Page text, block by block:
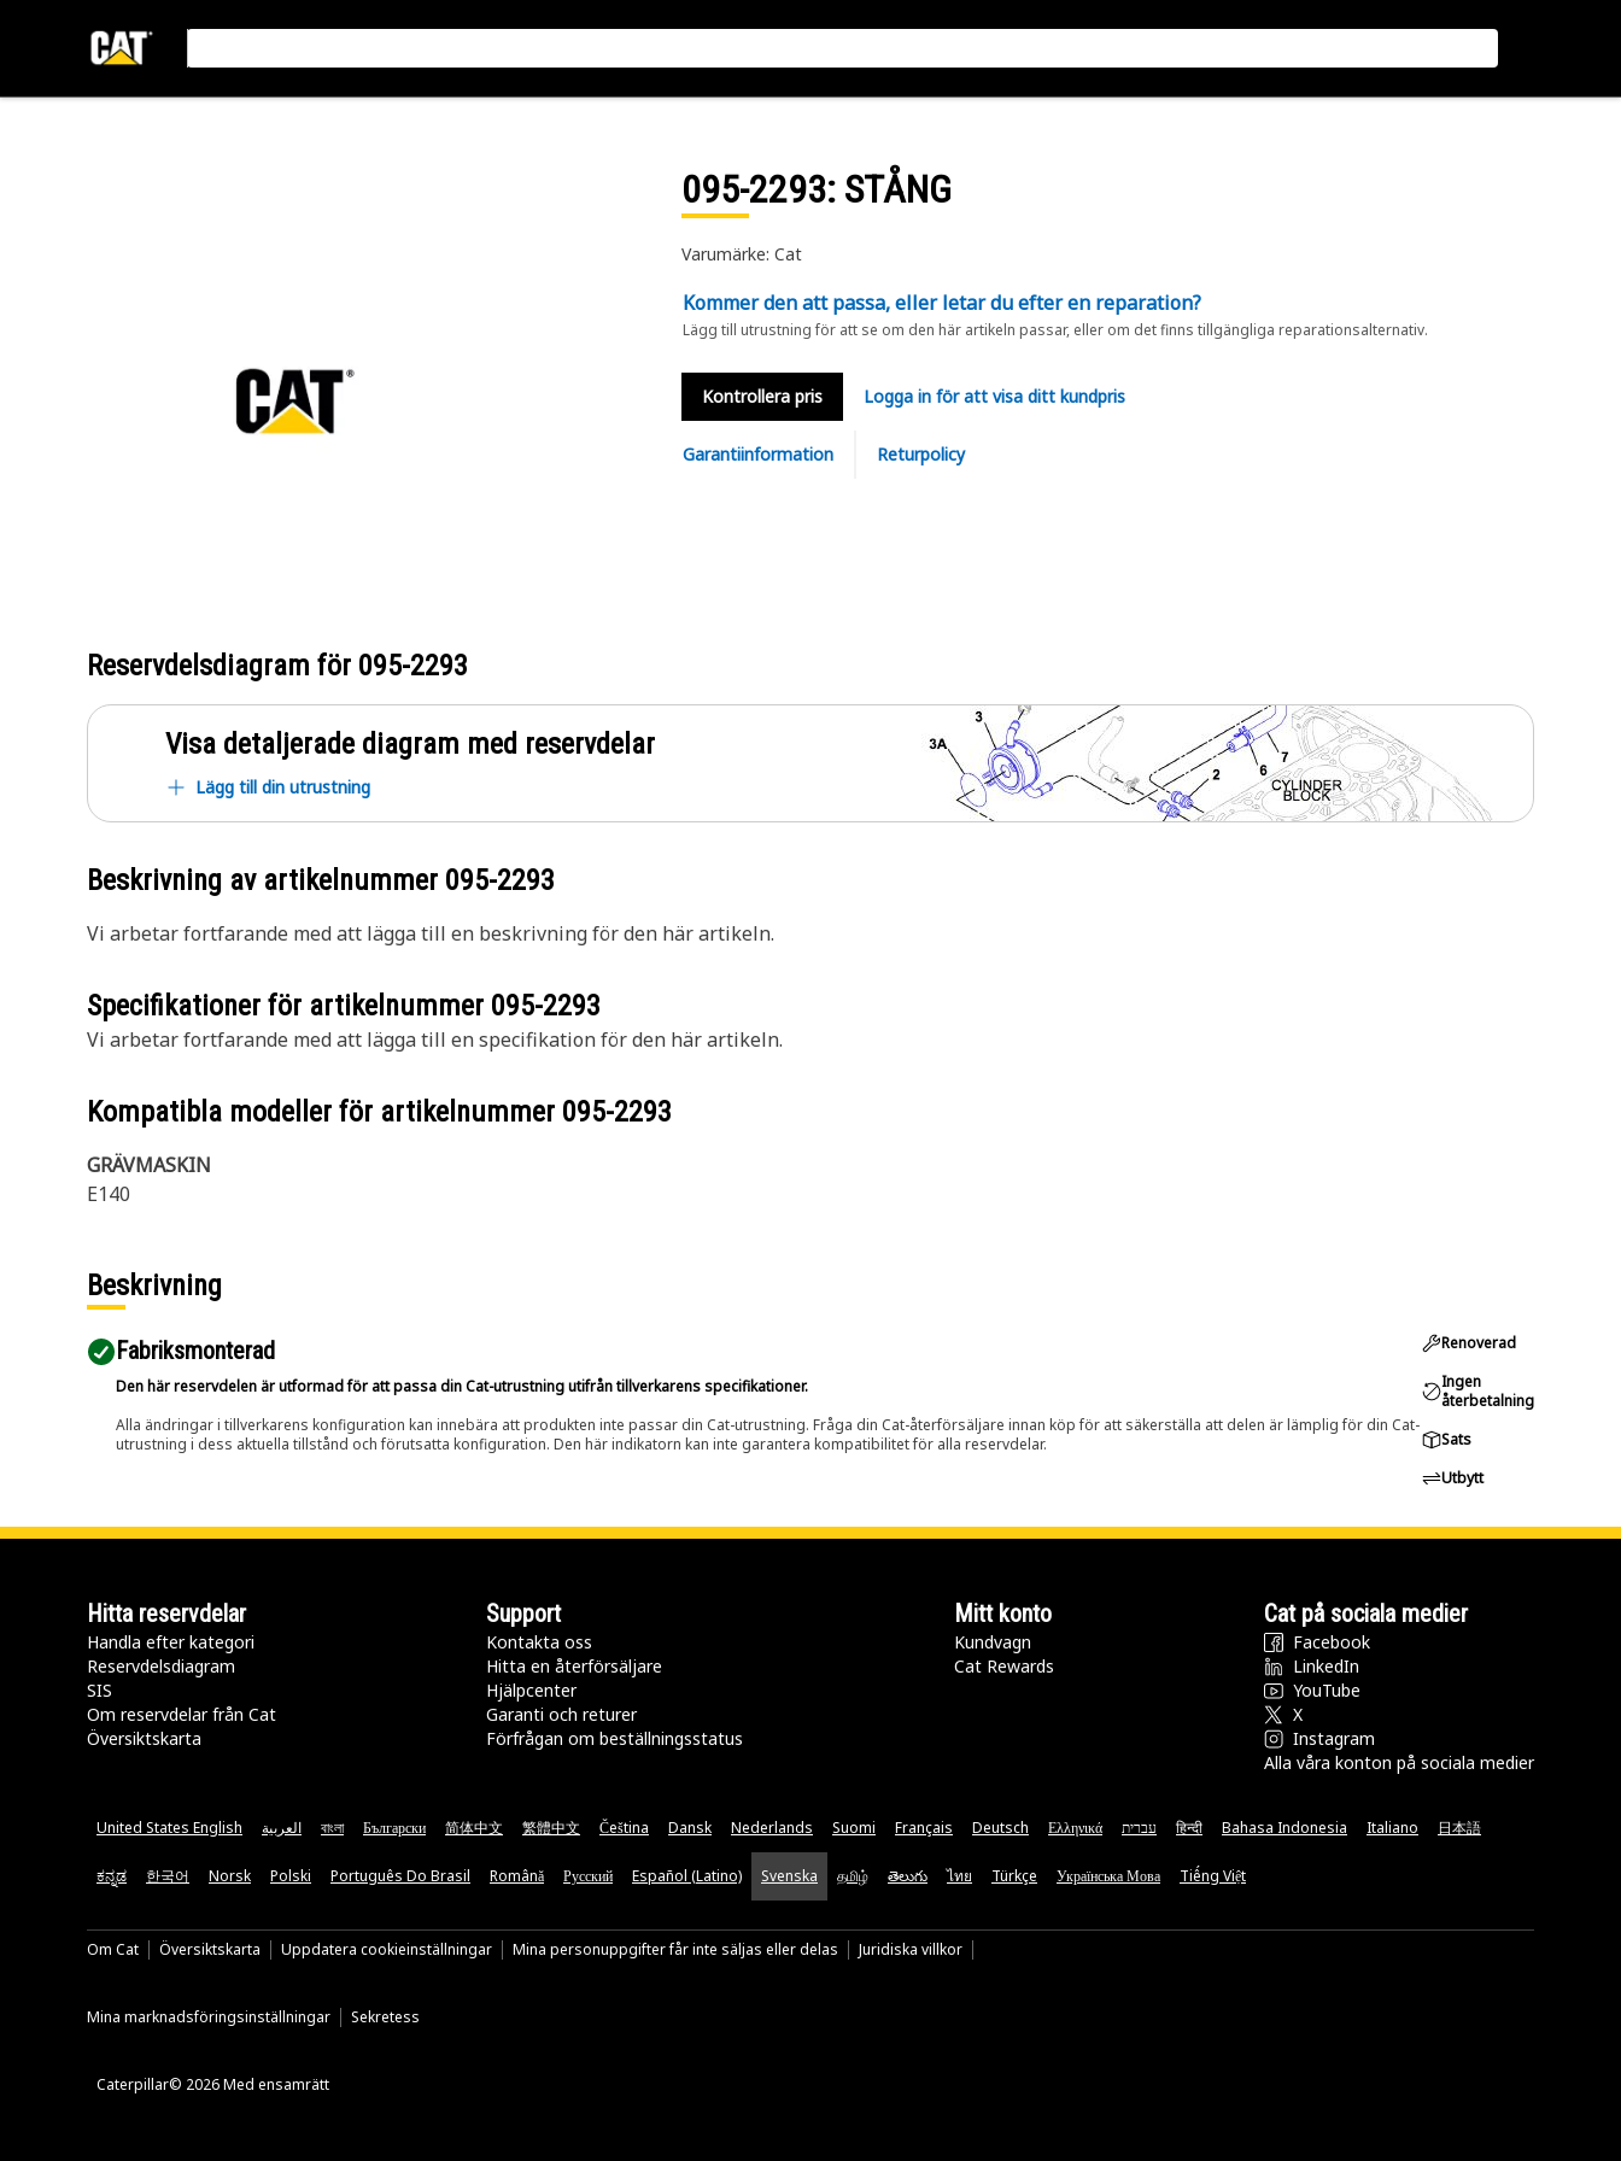
095-2293: STÅNG
Varumärke: Cat
Kommer den att passa, eller letar du efter en reparation?
Lägg till utrustning för att se om den här artikeln passar, eller om det finns tillgängliga reparationsalternativ.
Kontrollera pris Logga in för att visa ditt kundpris
Garantiinformation Returpolicy
Reservdelsdiagram för 095-2293
Visa detaljerade diagram med reservdelar
Lägg till din utrustning
Beskrivning av artikelnummer 095-2293
Vi arbetar fortfarande med att lägga till en beskrivning för den här artikeln.
Specifikationer för artikelnummer 095-2293
Vi arbetar fortfarande med att lägga till en specifikation för den här artikeln.
Kompatibla modeller för artikelnummer 095-2293
GRÄVMASKIN
E140
Beskrivning
Fabriksmonterad
Den här reservdelen är utformad för att passa din Cat-utrustning utifrån tillverkarens specifikationer.
Alla ändringar i tillverkarens konfiguration kan innebära att produkten inte passar din Cat-utrustning. Fråga din Cat-återförsäljare innan köp för att säkerställa att delen är lämplig för din Cat-
utrustning i dess aktuella tillstånd och förutsatta konfiguration. Den här indikatorn kan inte garantera kompatibilitet för alla reservdelar.
Renoverad
Ingen
återbetalning
Sats
Utbytt
Hitta reservdelar
Handla efter kategori
Reservdelsdiagram
SIS
Om reservdelar från Cat
Översiktskarta
Support
Kontakta oss
Hitta en återförsäljare
Hjälpcenter
Garanti och returer
Förfrågan om beställningsstatus
Mitt konto
Kundvagn
Cat Rewards
Cat på sociala medier
Facebook
LinkedIn
YouTube
X
Instagram
Alla våra konton på sociala medier
United States English العربية বাংলা Български 简体中文 繁體中文 Čeština Dansk Nederlands Suomi Français Deutsch Ελληνικά עברית हिन्दी Bahasa Indonesia Italiano 日本語
ಕನ್ನಡ 한국어 Norsk Polski Português Do Brasil Română Русский Español (Latino) Svenska தமிழ் తెలుగు ไทย Türkçe Українська Мова Tiếng Việt
Om Cat Översiktskarta Uppdatera cookieinställningar Mina personuppgifter får inte säljas eller delas Juridiska villkor
Mina marknadsföringsinställningar Sekretess
Caterpillar© 2026 Med ensamrätt